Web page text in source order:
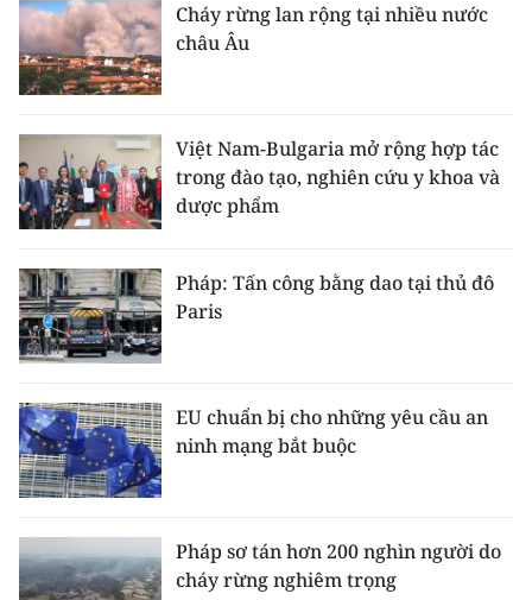
Cháy rừng lan rộng tại nhiều nước
châu Âu
Việt Nam-Bulgaria mở rộng hợp tác
trong đào tạo, nghiên cứu y khoa và
dược phẩm
Pháp: Tấn công bằng dao tại thủ đô
Paris
EU chuẩn bị cho những yêu cầu an
ninh mạng bắt buộc
Pháp sơ tán hơn 200 nghìn người do
cháy rừng nghiêm trọng